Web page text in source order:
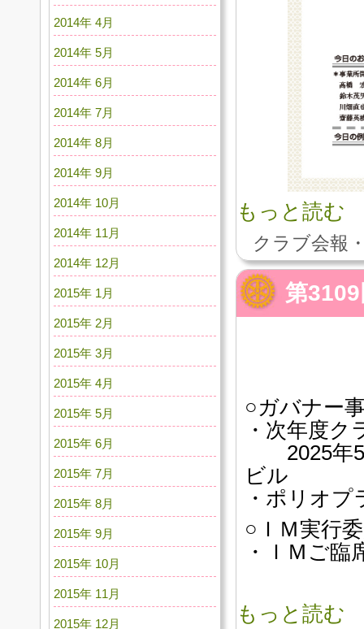
もっと読む
クラブ会報
第
○ガバナー
・次年度ク
2025年5
ビル
・ポリオ
○ＩＭ実行
・ＩＭご臨
もっと読む
2014年 4月
2014年 5月
2014年 6月
2014年 7月
2014年 8月
2014年 9月
2014年 10月
2014年 11月
2014年 12月
2015年 1月
2015年 2月
2015年 3月
2015年 4月
2015年 5月
2015年 6月
2015年 7月
2015年 8月
2015年 9月
2015年 10月
2015年 11月
2015年 12月